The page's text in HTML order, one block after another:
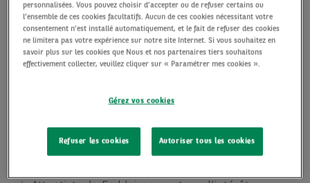
Magnifiques.
personnalisées. Vous pouvez choisir d’accepter ou de refuser certains ou
l’ensemble de ces cookies facultatifs. Aucun de ces cookies nécessitant votre
consentement n’est installé automatiquement, et le fait de refuser des cookies
ne limitera pas votre expérience sur notre site Internet. Si vous souhaitez en
savoir plus sur les cookies que Nous et nos partenaires tiers souhaitons
effectivement collecter, veuillez cliquer sur « Paramétrer mes cookies ».
Gérez vos cookies
Refuser les cookies Autoriser tous les cookies